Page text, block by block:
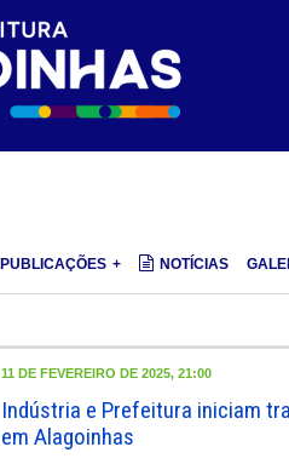
PUBLICAÇÕES NOTÍCIAS
11 DE FEVEREIRO DE 2025, 21:00
Indústria e Prefeitura iniciam
em Alagoinhas